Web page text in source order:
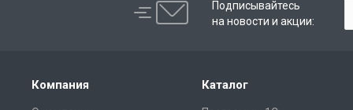
Подписывайтесь
на новости и акции:
Компания Каталог